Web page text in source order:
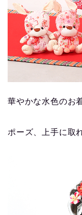
華やかな水色のお
ポーズ、上手に取